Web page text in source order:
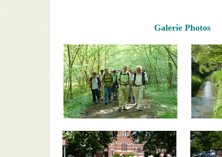
Galerie Photos